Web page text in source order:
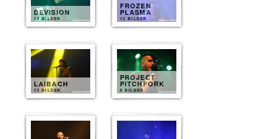
DEVISION
13 BILDER
FROZEN
PLASMA
12 BILDER
LAIBACH
13 BILDER
PROJECT
PITCHFORK
8 BILDER